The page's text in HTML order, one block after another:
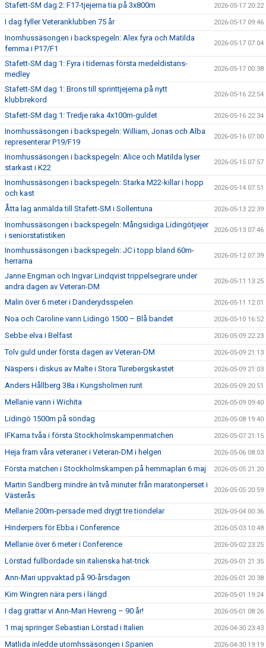
Stafett-SM dag 2: F17-tjejerna tia på 3x800m 2026-05-17 20:22
I dag fyller Veteranklubben 75 år 2026-05-17 09:46
Inomhussäsongen i backspegeln: Alex fyra och Matilda
femma i P17/F1
2026-05-17 07:04
Stafett-SM dag 1: Fyra i tidernas första medeldistans-
medley
2026-05-17 00:38
Stafett-SM dag 1: Brons till sprinttjejerna på nytt
klubbrekord
2026-05-16 22:54
Stafett-SM dag 1: Tredje raka 4x100m-guldet 2026-05-16 22:34
Inomhussäsongen i backspegeln: William, Jonas och Alba
representerar P19/F19
2026-05-16 07:00
Inomhussäsongen i backspegeln: Alice och Matilda lyser
starkast i K22
2026-05-15 07:57
Inomhussäsongen i backspegeln: Starka M22-killar i hopp
och kast
2026-05-14 07:51
Åtta lag anmälda till Stafett-SM i Sollentuna 2026-05-13 22:39
Inomhussäsongen i backspegeln: Mångsidiga Lidingötjejer
i seniorstatistiken
2026-05-13 07:46
Inomhussäsongen i backspegeln: JC i topp bland 60m-
herrarna
2026-05-12 07:39
Janne Engman och Ingvar Lindqvist trippelsegrare under
andra dagen av Veteran-DM
2026-05-11 13:25
Malin över 6 meter i Danderydsspelen 2026-05-11 12:01
Noa och Caroline vann Lidingö 1500 – Blå bandet 2026-05-10 16:52
Sebbe elva i Belfast 2026-05-09 22:23
Tolv guld under första dagen av Veteran-DM 2026-05-09 21:13
Näspers i diskus av Malte i Stora Turebergskastet 2026-05-09 21:03
Anders Hållberg 38a i Kungsholmen runt 2026-05-09 20:51
Mellanie vann i Wichita 2026-05-09 09:40
Lidingö 1500m på söndag 2026-05-08 19:40
IFKarna tvåa i första Stockholmskampenmatchen 2026-05-07 21:15
Heja fram våra veteraner i Veteran-DM i helgen 2026-05-06 08:03
Första matchen i Stockholmskampen på hemmaplan 6 maj 2026-05-05 21:20
Martin Sandberg mindre än två minuter från maratonperset i
Västerås
2026-05-05 20:59
Mellanie 200m-persade med drygt tre tiondelar 2026-05-04 00:36
Hinderpers för Ebba i Conference 2026-05-03 10:48
Mellanie över 6 meter i Conference 2026-05-02 23:25
Lörstad fullbordade sin italienska hat-trick 2026-05-01 21:35
Ann-Mari uppvaktad på 90-årsdagen 2026-05-01 20:38
Kim Wingren nära pers i längd 2026-05-01 19:24
I dag grattar vi Ann-Mari Hevreng – 90 år! 2026-05-01 08:26
1 maj springer Sebastian Lörstad i Italien 2026-04-30 23:43
Matlida inledde utomhssäsongen i Spanien 2026-04-30 19:19